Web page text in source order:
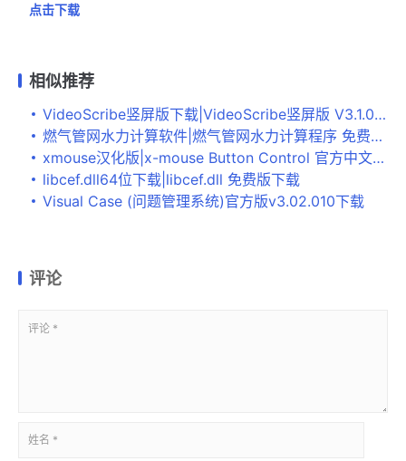
点击下载
相似推荐
VideoScribe竖屏版下载|VideoScribe竖屏版 V3.1.0下载
燃气管网水力计算软件|燃气管网水力计算程序 免费版v1.0下载
xmouse汉化版|x-mouse Button Control 官方中文绿色版V2.8.4下载
libcef.dll64位下载|libcef.dll 免费版下载
Visual Case (问题管理系统)官方版v3.02.010下载
评论